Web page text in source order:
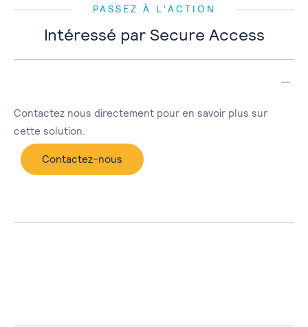
PASSEZ À L'ACTION
Intéressé par Secure Access
Contactez nous directement pour en savoir plus sur
cette solution.
Contactez-nous